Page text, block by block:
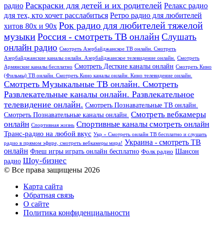
радио Раскраски для детей и их родителей Релакс радио
для тех, кто хочет расслабиться Ретро радио для любителей
хитов 80х и 90х Рок радио для любителей тяжелой
музыкиРоссия - смотреть ТВ онлайнСлушать
онлайн радио Смотреть Азербайджанское ТВ онлайн. Смотреть
Азербайджанские каналы онлайн. Азербайджанское телевидение онлайн.
Смотреть
Армянские каналы бесплатно Смотреть Десткие каналы онлайн Смотреть Кино
(Фильмы) ТВ онлайн. Смотреть Кино каналы онлайн. Кино телевидение онлайн.
Смотреть Музыкальные ТВ онлайн. Смотреть
Развлекательные каналы онлайн. Развлекательное
телевидение онлайн. Смотреть Познавательные ТВ онлайн.
Смотреть Познавательные каналы онлайн. Смотреть вебкамеры
онлайн Спортивная жизнь Спортивные каналы смотреть онлайн
Транс-радио на любой вкус Укр » Смотреть онлайн ТВ бесплатно и слушать
радио в прямом эфире, смотреть вебкамеры мира! Украина - смотреть ТВ
онлайн Флеш игры играть онлайн бесплатно Фолк радио Шансон
радио Шоу-бизнес
© Все права защищены 2026
Карта сайта
Обратная связь
О сайте
Политика конфиденциальности